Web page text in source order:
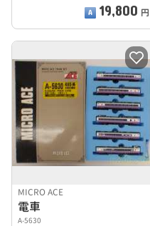
19,800 円
MICRO ACE
電車
A-5630